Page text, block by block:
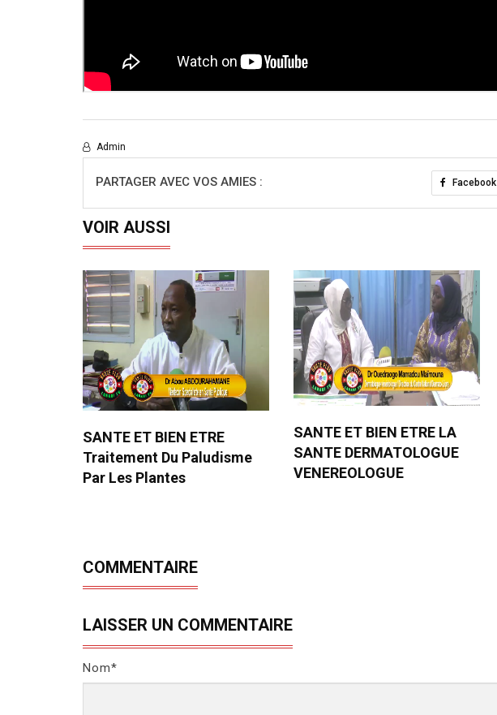
Admin
PARTAGER AVEC VOS AMIES : Facebook
VOIR AUSSI
SANTE ET BIEN ETRE
Traitement Du Paludisme
Par Les Plantes
SANTE ET BIEN ETRE LA
SANTE DERMATOLOGUE
VENEREOLOGUE
COMMENTAIRE
LAISSER UN COMMENTAIRE
Nom*